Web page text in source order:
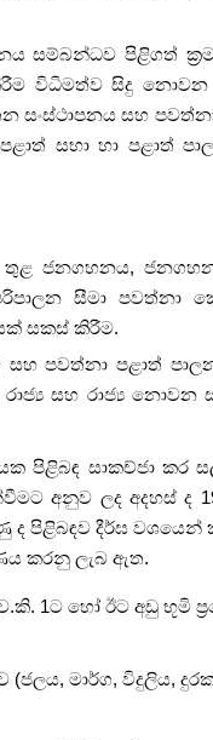
සම්බන්ධව පිළිගත්
විධිමත්ව සිදු නොවන
සංස්ථාපනය සහ
සභා හා පළාත්
තුළ ජනගහනය,
සීමා පවත්නා
සකස් කිරීම.
පවත්නා පළාත්
සහ රාජ්‍ය නොවන
පිළිබඳ සාකච්ජා
අනුව ලද අදහස් ද
පිළිබඳව දීර්ඝ
කරනු ලැබ ඇත.
1ට හෝ ඊට අඩු භූමි
මාර්ග, විදුලිය,